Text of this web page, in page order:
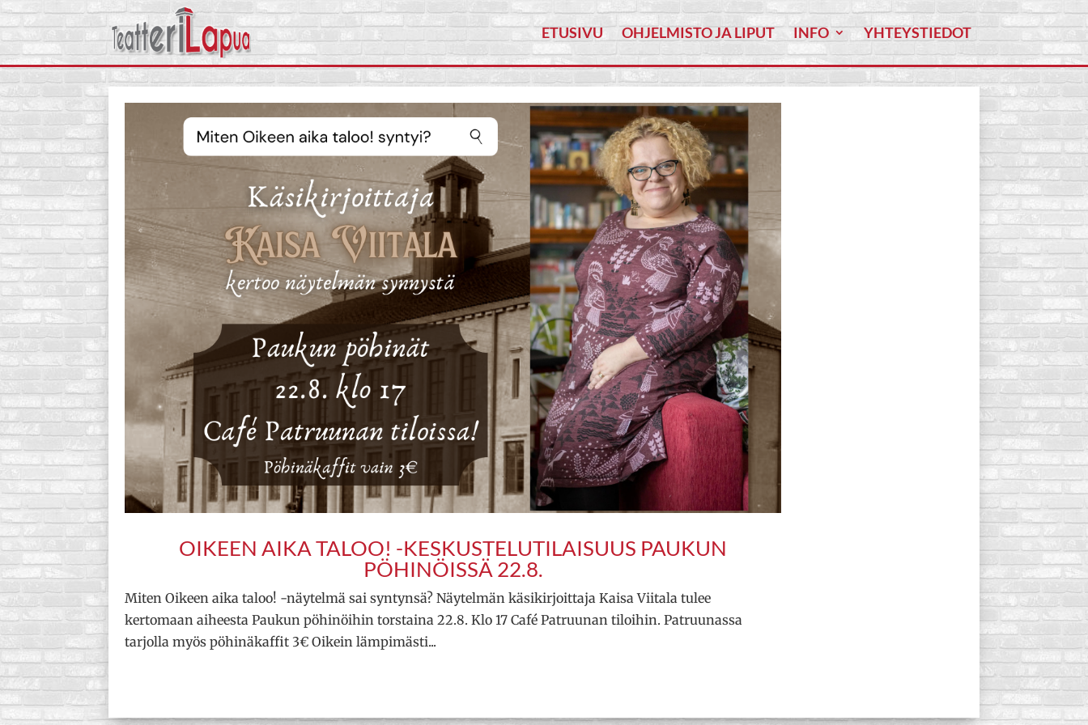
ETUSIVU OHJELMISTO JA LIPUT INFO YHTEYSTIEDOT
OIKEEN AIKA TALOO! -KESKUSTELUTILAISUUS PAUKUN
PÖHINÖISSÄ 22.8.
Miten Oikeen aika taloo! -näytelmä sai syntynsä? Näytelmän käsikirjoittaja Kaisa Viitala tulee
kertomaan aiheesta Paukun pöhinöihin torstaina 22.8. Klo 17 Café Patruunan tiloihin. Patruunassa
tarjolla myös pöhinäkaffit 3€ Oikein lämpimästi...